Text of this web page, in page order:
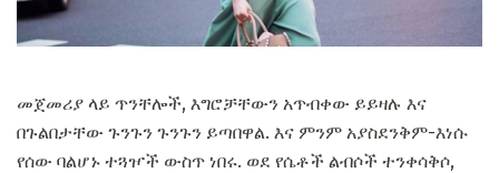
መጀመሪያ ላይ ጥንቸሎች, እግሮቻቸውን አጥብቀው ይይዛሉ እና
በጉልበታቸው ጉንጉን ጉንጉን ይጣበዋል. እና ምንም አያስደንቅም-እነሱ
የሰው ባልሆኑ ተጓዦች ውስጥ ነበሩ. ወደ የሴቶች ልብሶች ተንቀሳቅሶ,